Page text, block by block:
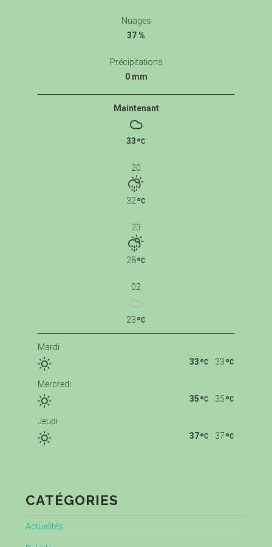
Nuages
37 %
Précipitations
0 mm
Maintenant
33
20
32
23
28
02
23
Mardi
33
33
Mercredi
35
35
Jeudi
37
37
CATÉGORIES
Actualités